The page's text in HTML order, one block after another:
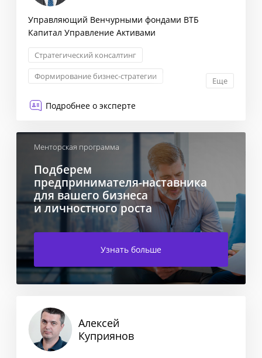
Управляющий Венчурными фондами ВТБ
Капитал Управление Активами
Стратегический консалтинг
Формирование бизнес-стратегии
Еще
Подробнее о эксперте
Менторская программа
Подберем
предпринимателя-наставника
для вашего бизнеса
и личностного роста
Узнать больше
Алексей
Куприянов